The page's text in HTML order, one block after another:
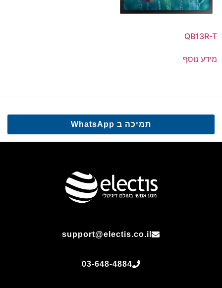
QB13R-T
מידע נוסף
תמיכה ב WhatsApp
support@electis.co.il
03-648-4884